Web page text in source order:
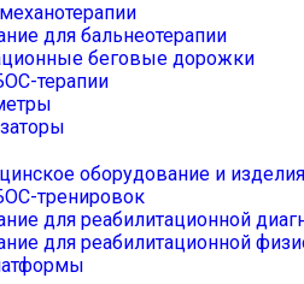
для бальнеотерапии
беговые дорожки
терапии
оборудование и изделия
тренировок
для реабилитационной
для реабилитационной